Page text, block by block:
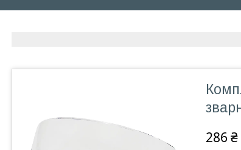
286 ₴